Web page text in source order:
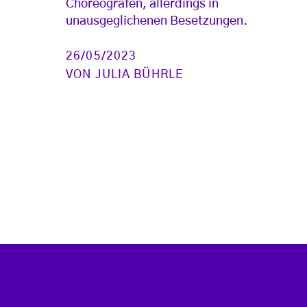
Choreografen, allerdings in
unausgeglichenen Besetzungen.
26/05/2023
VON JULIA BÜHRLE